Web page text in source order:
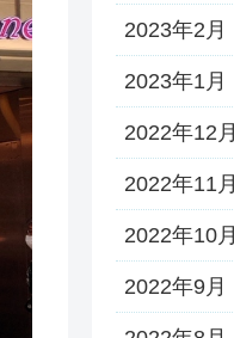
2023年2月
2023年1月
2022年12月
2022年11月
2022年10月
2022年9月